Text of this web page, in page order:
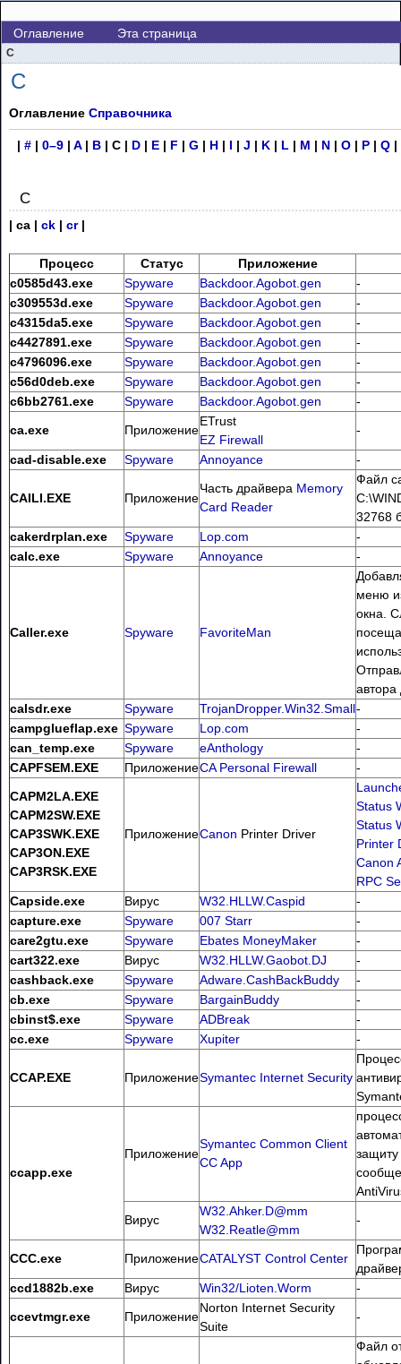
Оглавление Эта страница
C
C
Оглавление Справочника
| # | 0–9 | A| B | C | D | E | F | G | H | I | J | K | L | M | N | O | P | Q |
C
| ca | ck | cr|
Процесс Статус
Приложение
c0585d43.exe
Spyware Backdoor.Agobot.gen
-
c309553d.exe
Spyware Backdoor.Agobot.gen
-
c4315da5.exe
Spyware Backdoor.Agobot.gen
-
c4427891.exe
Spyware Backdoor.Agobot.gen
-
c4796096.exe
Spyware Backdoor.Agobot.gen
-
c56d0deb.exe
Spyware Backdoor.Agobot.gen
-
c6bb2761.exe
Spyware Backdoor.Agobot.gen
-
ca.exe
Приложение
ETrust
EZ Firewall
-
cad-disable.exe Spyware Annoyance -
CAILI.EXE Приложение
Часть драйвера Memory
Card Reader
Файл
32768
cakerdrplan.exe
Spyware Lop.com
-
calc.exe
Spyware Annoyance -
Caller.exe Spyware FavoriteMan
меню
окна.
автора
calsdr.exe
Spyware TrojanDropper.Win32.Small-
campglueflap.exe Spyware Lop.com
-
can_temp.exe
Spyware eAnthology
-
CAPFSEM.EXE
ПриложениеCA Personal Firewall
-
CAPM2LA.EXE
CAPM2SW.EXE
CAP3SWK.EXE
CAP3ON.EXE
CAP3RSK.EXE
ПриложениеCanon Printer Driver
Status
Status
Printer
Canon
RPC
Capside.exe
Вирус W32.HLLW.Caspid
-
capture.exe
Spyware 007 Starr
-
care2gtu.exe
Spyware Ebates MoneyMaker
-
cart322.exe
Вирус W32.HLLW.Gaobot.DJ
-
cashback.exe
Spyware Adware.CashBackBuddy
-
cb.exe
Spyware BargainBuddy
-
cbinst$.exe
Spyware ADBreak
-
cc.exe
Spyware Xupiter -
CCAP.EXE ПриложениеSymantec Internet Security
ccapp.exe
Приложение
Symantec Common Client
CC App
Вирус
W32.Ahker.D@mm
W32.Reatle@mm
-
CCC.exe ПриложениеCATALYST Control Center
ccd1882b.exe
Вирус Win32/Lioten.Worm
-
ccevtmgr.exe
Приложение
Norton Internet Security
Suite
-
Файл